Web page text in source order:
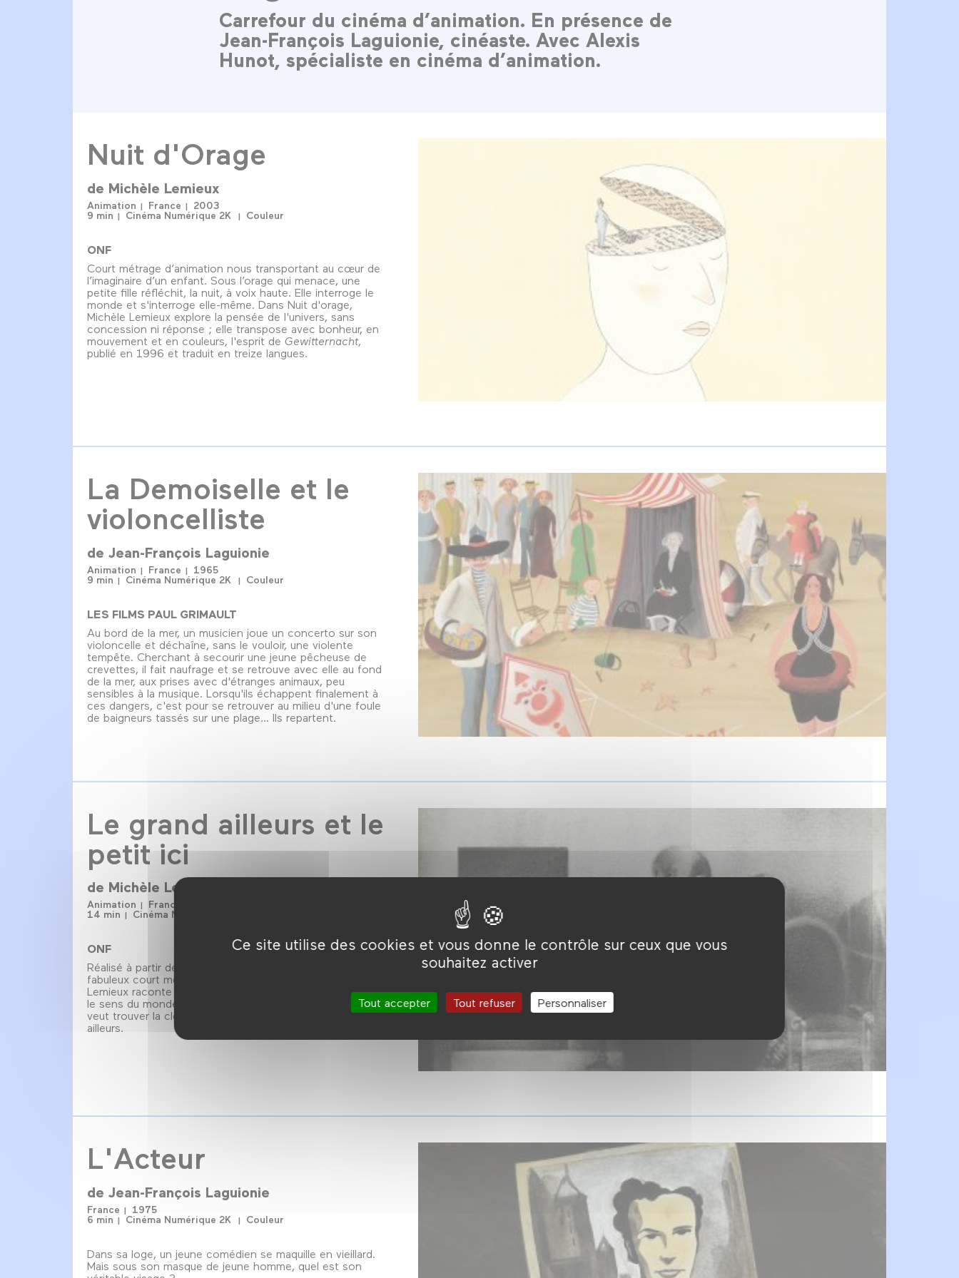
Ce site utilise des cookies et vous donne le contrôle sur ceux que vous
souhaitez activer
Tout accepter Tout refuser Personnaliser
Carrefour du cinéma d’animation. En présence de
Jean-François Laguionie, cinéaste. Avec Alexis
Hunot, spécialiste en cinéma d’animation.
Nuit d'Orage
de Michèle Lemieux
Animation France
2003
9 min
Cinéma Numérique 2K Couleur
ONF
Court métrage d’animation nous transportant au cœur de
l’imaginaire d’un enfant. Sous l’orage qui menace, une
petite fille réfléchit, la nuit, à voix haute. Elle interroge le
monde et s'interroge elle-même. Dans Nuit d'orage,
Michèle Lemieux explore la pensée de l'univers, sans
concession ni réponse ; elle transpose avec bonheur, en
mouvement et en couleurs, l'esprit de Gewitternacht,
publié en 1996 et traduit en treize langues.
La Demoiselle et le
violoncelliste
de Jean-François Laguionie
Animation France
1965
9 min
Cinéma Numérique 2K Couleur
LES FILMS PAUL GRIMAULT
Au bord de la mer, un musicien joue un concerto sur son
violoncelle et déchaîne, sans le vouloir, une violente
tempête. Cherchant à secourir une jeune pêcheuse de
crevettes, il fait naufrage et se retrouve avec elle au fond
de la mer, aux prises avec d'étranges animaux, peu
sensibles à la musique. Lorsqu'ils échappent finalement à
ces dangers, c'est pour se retrouver au milieu d'une foule
de baigneurs tassés sur une plage... Ils repartent.
Le grand ailleurs et le
petit ici
de Michèle Lemieux
Animation France
14 min
Cinéma Numérique 2K
ONF
Réalisé à partir de l’écran d’épingles d’Alexeïeff-Parker, ce
fabuleux court métrage d'animation de la cinéaste Michèle
Lemieux raconte l'histoire d'un homme qui cherche à saisir
le sens du monde. Dans son petit ici ceinturé d’un mur, il
veut trouver la clé donnant accès aux mystères du grand
ailleurs.
L'Acteur
de Jean-François Laguionie
France
1975
6 min
Cinéma Numérique 2K Couleur
Dans sa loge, un jeune comédien se maquille en vieillard.
Mais sous son masque de jeune homme, quel est son